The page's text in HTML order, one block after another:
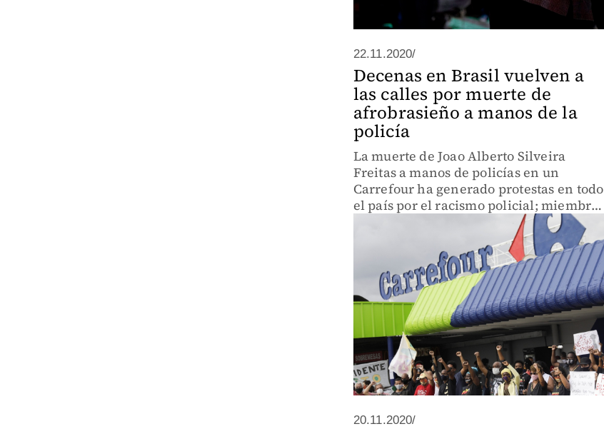
22.11.2020/
Decenas en Brasil vuelven a
las calles por muerte de
afrobrasieño a manos de la
policía
La muerte de Joao Alberto Silveira
Freitas a manos de policías en un
Carrefour ha generado protestas en todo
el país por el racismo policial; miembros
de extrema derecha han desacreditado
las marchas por sus antecedentes
20.11.2020/